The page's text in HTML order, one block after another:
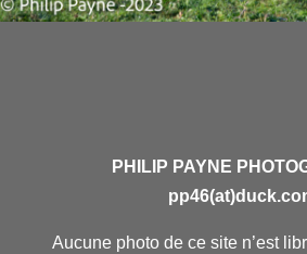
PHILIP PAYNE
Aucune photo de ce site n’est